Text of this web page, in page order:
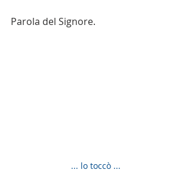
Parola del Signore.
... lo toccò ...